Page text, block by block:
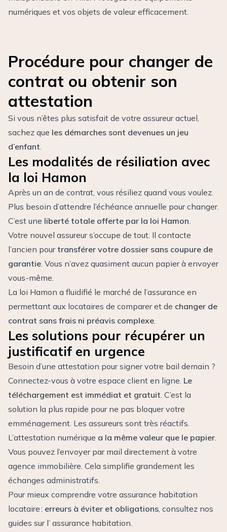
numériques et vos objets de valeur efficacement.
Procédure pour changer de
contrat ou obtenir son
attestation
Si vous n’êtes plus satisfait de votre assureur actuel,
sachez que les démarches sont devenues un jeu
d’enfant
Les modalités de résiliation avec
la loi Hamon
Après un an de contrat, vous résiliez quand vous voulez.
Plus besoin d’attendre l’échéance annuelle pour changer.
C’est une liberté totale offerte par la loi Hamon
Votre nouvel assureur s’occupe de tout. Il contacte
l’ancien pour transférer votre dossier sans coupure de
garantie . Vous n’avez quasiment aucun papier à envoyer
vous-même.
La loi Hamon a fluidifié le marché de l’assurance en
permettant aux locataires de comparer et de changer de
contrat sans frais ni préavis complexe
Les solutions pour récupérer un
justificatif en urgence
Besoin d’une attestation pour signer votre bail demain ?
Connectez-vous à votre espace client en ligne. Le
téléchargement est immédiat et gratuit . C’est la
solution la plus rapide pour ne pas bloquer votre
emménagement. Les assureurs sont très réactifs.
L’attestation numérique a la même valeur que le papier
Vous pouvez l’envoyer par mail directement à votre
agence immobilière. Cela simplifie grandement les
échanges administratifs.
Pour mieux comprendre votre assurance habitation
locataire : erreurs à éviter et obligations , consultez nos
guides sur l’ assurance habitation